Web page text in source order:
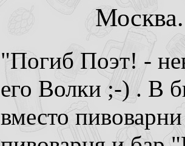
"Погиб Поэт! -
его Волки ;-) . В
вместо